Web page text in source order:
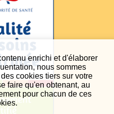
enrichi et d'élaborer
nous sommes
cookies tiers sur votre
faire qu'en obtenant, au
pour chacun de ces